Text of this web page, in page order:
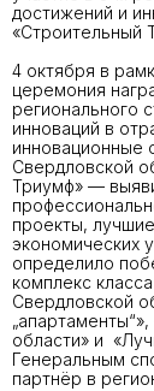
достижений и
«Строительный
4 октября в
церемония
регионального
инноваций в
инновационные
Свердловской
Триумф» —
проекты,
экономических
определило
комплекс
Свердловской
области» и
Генеральным
партнёр в